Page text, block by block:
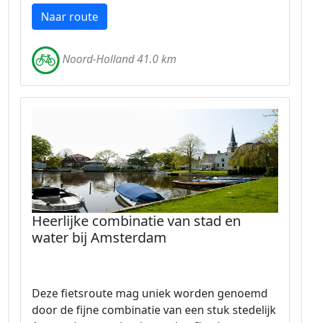
Naar route
Noord-Holland 41.0 km
Heerlijke combinatie van stad en
water bij Amsterdam
Deze fietsroute mag uniek worden genoemd
door de fijne combinatie van een stuk stedelijk